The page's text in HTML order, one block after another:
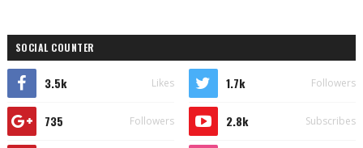
SOCIAL COUNTER
3.5k Likes 1.7k Followers
735 Followers 2.8k Subscribes